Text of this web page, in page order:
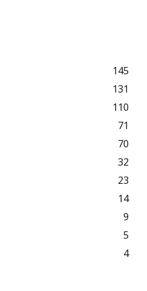
145
131
110
71
70
32
23
14
9
5
4